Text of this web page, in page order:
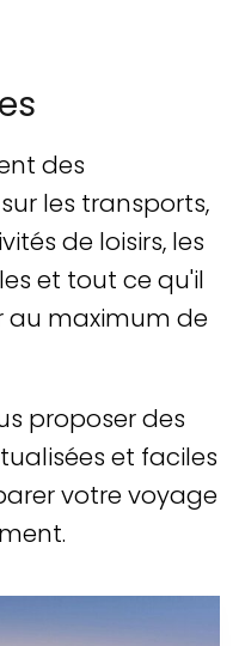
des
les transports,
de loisirs, les
et tout ce qu'il
au maximum de
proposer des
et faciles
votre voyage